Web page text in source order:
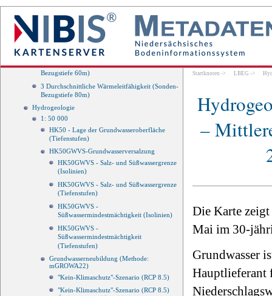
Kollektoren
4 Durchschnittliche Wärmeleitfähigkeit (Sonden-
Bezugstiefe 100m)
1 Durchschnittliche Wärmeleitfähigkeit (Sonden-
Bezugstiefe 40m)
2 Durchschnittliche Wärmeleitfähigkeit (Sonden-
Bezugstiefe 60m)
3 Durchschnittliche Wärmeleitfähigkeit (Sonden-
Bezugstiefe 80m)
Hydrogeologie
1: 50 000
HK50 - Lage der Grundwasseroberfläche
(Tiefenstufen)
HK50GWVS-Grundwasserversalzung
HK50GWVS - Salz- und Süßwassergrenze
(Isolinien)
HK50GWVS - Salz- und Süßwassergrenze
(Tiefenstufen)
HK50GWVS -
Süßwassermindestmächtigkeit (Isolinien)
HK50GWVS -
Süßwassermindestmächtigkeit
(Tiefenstufen)
Grundwasserneubildung (Methode:
mGROWA22)
"Kein-Klimaschutz"-Szenario (RCP 8.5)
"Kein-Klimaschutz"-Szenario (RCP 8.5)
Startknoten -> LBEG ->
–
Die Karte
Mai im 30-
Grundwasser
Hauptlieferant